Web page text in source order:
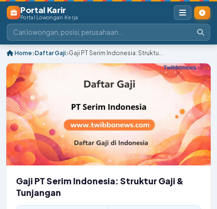
Portal Karir
Portal Lowongan Kerja
Home Daftar Gaji Gaji PT Serim Indonesia: Struktu...
Gaji PT Serim Indonesia: Struktur Gaji &
Tunjangan